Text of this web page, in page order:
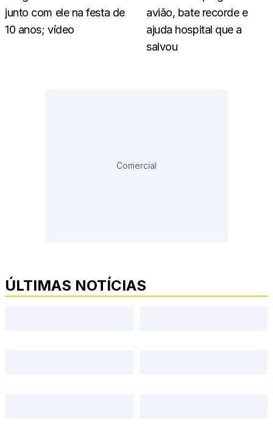
junto com ele na festa de
10 anos; vídeo
avião, bate recorde e
ajuda hospital que a
salvou
Comercial
ÚLTIMAS NOTÍCIAS